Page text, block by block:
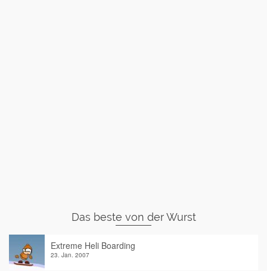
Das beste von der Wurst
Extreme Heli Boarding
23. Jan. 2007